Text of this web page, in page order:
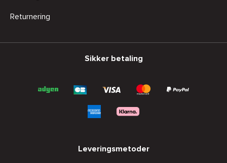
Returnering
Sikker betaling
Leveringsmetoder